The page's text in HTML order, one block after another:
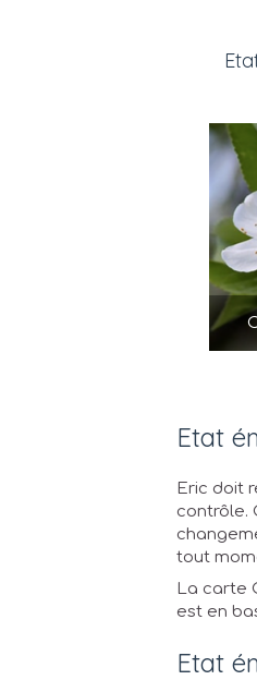
Etat
Eric doit
contrôle.
tout
La carte
est en
Etat